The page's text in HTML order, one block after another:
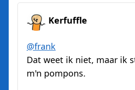
Kerfuffle
@frank
Dat weet ik niet, maar ik
m'n pompons.